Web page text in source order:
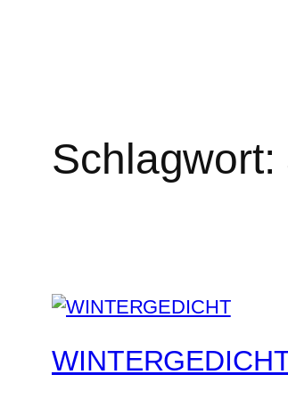
Schlagwort: